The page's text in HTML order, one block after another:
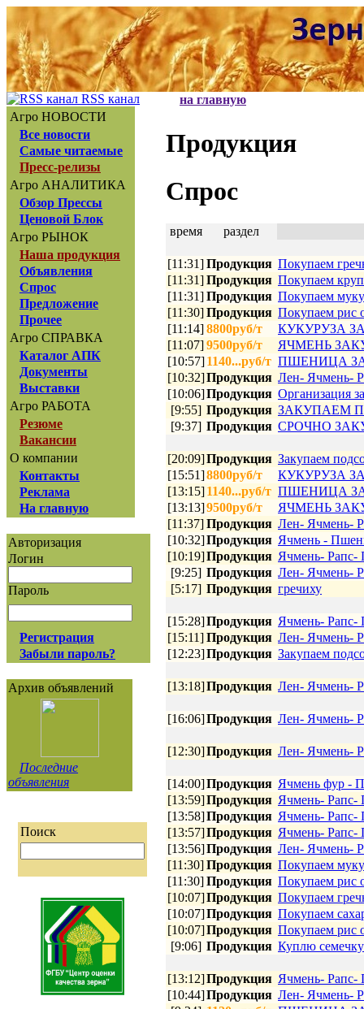
RSS канал
Агро НОВОСТИ
Все новости
Самые читаемые
Пресс-релизы
Агро АНАЛИТИКА
Обзор Прессы
Ценовой Блок
Агро РЫНОК
Наша продукция
Объявления
Спрос
Предложение
Прочее
Агро СПРАВКА
Каталог АПК
Документы
Выставки
Агро РАБОТА
Резюме
Вакансии
О компании
Контакты
Реклама
На главную
Авторизация
Логин
Пароль
Регистрация
Забыли пароль?
Архив объявлений
Последние
объявления
Поиск
на главную
Продукция
Спрос
время раздел
[11:31]Продукция Покупаем
[11:31]Продукция Покупаем
[11:31]Продукция Покупаем
[11:30]Продукция Покупаем рис
[11:14]8800руб/т
КУКУРУЗА
[11:07]9500руб/т
ЯЧМЕНЬ
[10:57] 1140...руб/т ПШЕНИЦА
[10:32]Продукция Лен- Ячмень-
[10:06]Продукция Организация
[9:55] Продукция ЗАКУПАЕМ
[9:37] Продукция СРОЧНО
[20:09]Продукция Закупаем
[15:51]8800руб/т
КУКУРУЗА
[13:15] 1140...руб/т ПШЕНИЦА
[13:13]9500руб/т
ЯЧМЕНЬ
[11:37]Продукция Лен- Ячмень-
[10:32]Продукция Ячмень -
[10:19]Продукция Ячмень- Рапс-
[9:25] Продукция Лен- Ячмень-
[5:17] Продукция гречиху
[15:28]Продукция Ячмень- Рапс-
[15:11]Продукция Лен- Ячмень-
[12:23]Продукция Закупаем
[13:18]Продукция Лен- Ячмень-
[16:06]Продукция Лен- Ячмень-
[12:30]Продукция Лен- Ячмень-
[14:00]Продукция Ячмень фур -
[13:59]Продукция Ячмень- Рапс-
[13:58]Продукция Ячмень- Рапс-
[13:57]Продукция Ячмень- Рапс-
[13:56]Продукция Лен- Ячмень-
[11:30]Продукция Покупаем
[11:30]Продукция Покупаем рис
[10:07]Продукция Покупаем
[10:07]Продукция Покупаем
[10:07]Продукция Покупаем рис
[9:06] Продукция Куплю
[13:12]Продукция Ячмень- Рапс-
[10:44]Продукция Лен- Ячмень-